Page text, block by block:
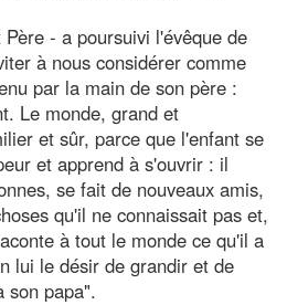
- a poursuivi l'évêque de
à nous considérer comme
par la main de son père :
Le monde, grand et
et sûr, parce que l'enfant se
et apprend à s'ouvrir : il
se fait de nouveaux amis,
qu'il ne connaissait pas et,
à tout le monde ce qu'il a
lui le désir de grandir et de
son papa".